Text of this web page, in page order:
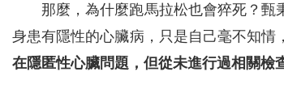
那麼，為什麼跑馬拉松也會猝死？甄
身患有隱性的心臟病，只是自己毫不知
在隱匿性心臟問題，但從未進行過相關檢